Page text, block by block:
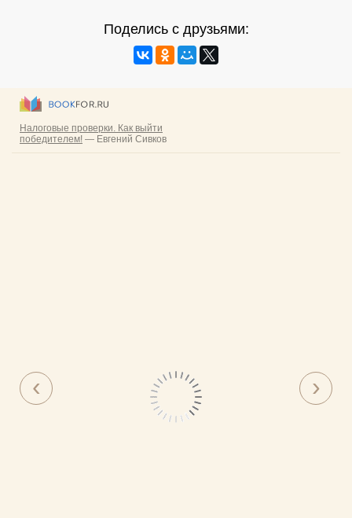
Поделись с друзьями: